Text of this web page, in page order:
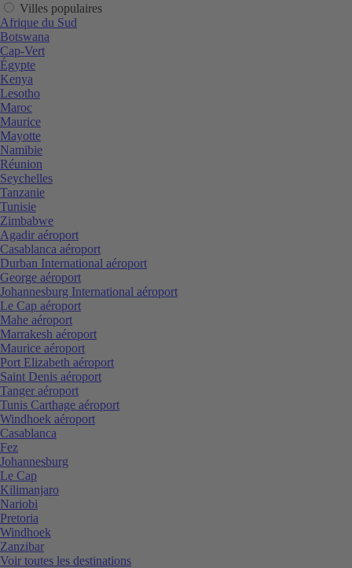
Villes populaires
Afrique du Sud
Botswana
Cap-Vert
Égypte
Kenya
Lesotho
Maroc
Maurice
Mayotte
Namibie
Réunion
Seychelles
Tanzanie
Tunisie
Zimbabwe
Agadir aéroport
Casablanca aéroport
Durban International aéroport
George aéroport
Johannesburg International aéroport
Le Cap aéroport
Mahe aéroport
Marrakesh aéroport
Maurice aéroport
Port Elizabeth aéroport
Saint Denis aéroport
Tanger aéroport
Tunis Carthage aéroport
Windhoek aéroport
Casablanca
Fez
Johannesburg
Le Cap
Kilimanjaro
Nariobi
Pretoria
Windhoek
Zanzibar
Voir toutes les destinations